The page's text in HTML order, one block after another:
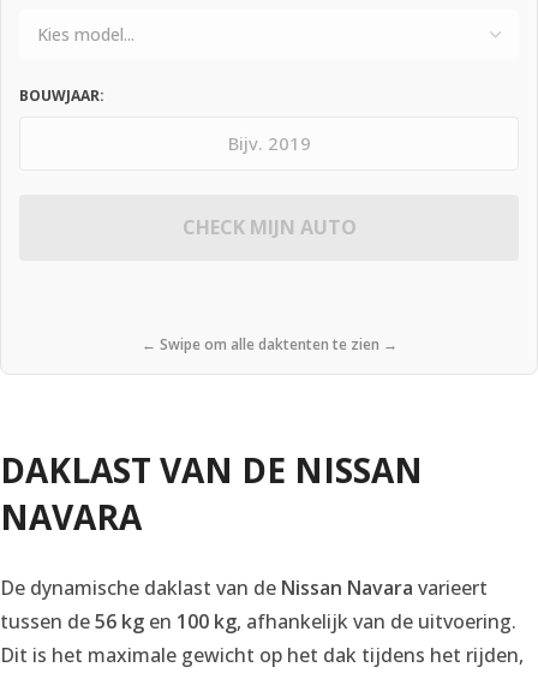
BOUWJAAR:
CHECK MIJN AUTO
← Swipe om alle daktenten te zien →
DAKLAST VAN DE NISSAN
NAVARA
De dynamische daklast van de Nissan Navara varieert
tussen de56 kg en 100 kg, afhankelijk van de uitvoering.
Dit is het maximale gewicht op het dak tijdens het rijden,